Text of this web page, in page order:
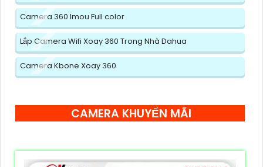
Camera 360 Imou Full color
Lắp Camera Wifi Xoay 360 Trong Nhà Dahua
Camera Kbone Xoay 360
CAMERA KHUYẾN MÃI